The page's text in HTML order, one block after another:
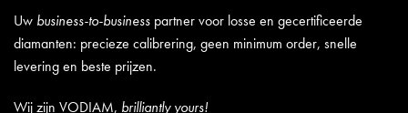
Uw business-to-business partner voor losse en gecertificeerde
diamanten: precieze calibrering, geen minimum order, snelle
levering en beste prijzen.
Wij zijn VODIAM, brilliantly yours!